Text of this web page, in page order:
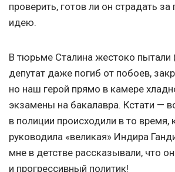
проверить, готов ли он страдать
идею.
В тюрьме Сталина жестоко пытали
депутат даже погиб от побоев,
но наш герой прямо в камере
экзамены на бакалавра. Кстати —
в полиции происходили в то время,
руководила «великая» Индира
мне в детстве рассказывали, что
и прогрессивный политик!